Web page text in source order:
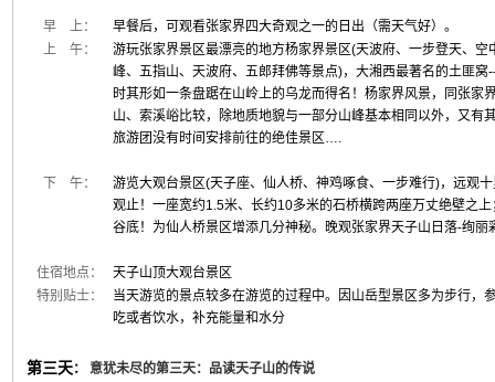
早 上：
早餐后，可观看张家界四大奇观之一的日出（需天气好）。
上 午：
游玩张家界景区最漂亮的地方杨家界景区(天波府、一步登天、
峰、五指山、天波府、五郎拜佛等景点)，大湘西最著名的土匪
时其形如一条盘踞在山岭上的乌龙而得名！杨家界风景，同张家
山、索溪峪比较，除地质地貌与一部分山峰基本相同以外，又有
旅游团没有时间安排前往的绝佳景区….
下 午：
游览大观台景区(天子座、仙人桥、神鸡啄食、一步难行)，远观
观止！一座宽约1.5米、长约10多米的石桥横跨两座万丈绝壁之
谷底！为仙人桥景区增添几分神秘。晚观张家界天子山日落-绚丽
住宿地点：
天子山顶大观台景区
特别贴士：
当天游览的景点较多在游览的过程中。因山岳型景区多为步行，
吃或者饮水，补充能量和水分
第三天：
意犹未尽的第三天：品读天子山的传说